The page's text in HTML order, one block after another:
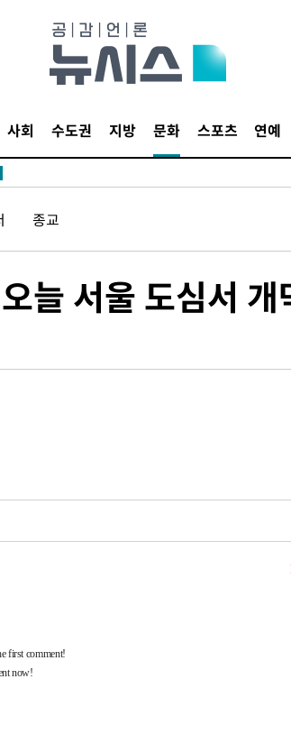
사회 수도권 지방 문화 스포츠 연예
종교
늘 서울 도심서 개